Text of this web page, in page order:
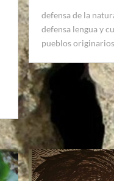
defensa de la
defensa lengua y
pueblos originarios